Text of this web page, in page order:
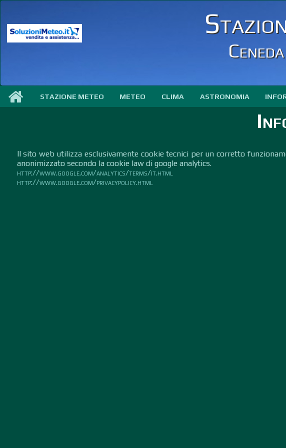
STAZIONE METEO METEO CLIMA ASTRONOMIA
Il sito web utilizza esclusivamente cookie tecnici per un corretto
anonimizzato secondo la cookie law di google analytics.
http://www.google.com/analytics/terms/it.html
http://www.google.com/privacypolicy.html